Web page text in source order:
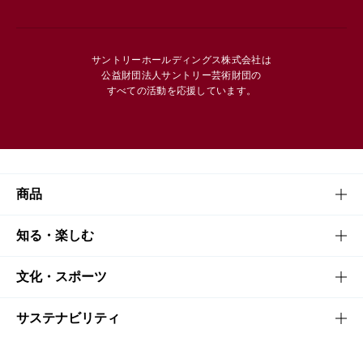
サントリーホールディングス株式会社は
公益財団法人サントリー芸術財団の
すべての活動を応援しています。
商品
商品TOP
商品一覧
商品発売情報
知る・楽しむ
知る・楽しむTOP
キャンペーン
文化・スポーツ
文化・スポーツTOP
サステナビリティ